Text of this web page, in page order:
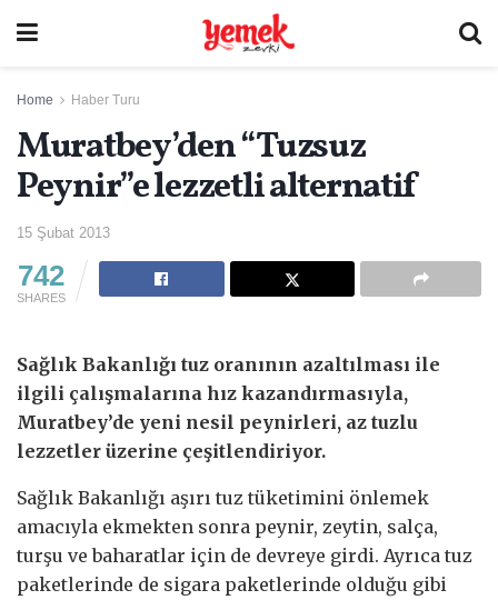
Home Haber Turu
Muratbey’den “Tuzsuz
Peynir”e lezzetli alternatif
15 Şubat 2013
742
SHARES
Sağlık Bakanlığı tuz oranının azaltılması ile
ilgili çalışmalarına hız kazandırmasıyla,
Muratbey’de yeni nesil peynirleri, az tuzlu
lezzetler üzerine çeşitlendiriyor.
Sağlık Bakanlığı aşırı tuz tüketimini önlemek
amacıyla ekmekten sonra peynir, zeytin, salça,
turşu ve baharatlar için de devreye girdi. Ayrıca tuz
paketlerinde de sigara paketlerinde olduğu gibi